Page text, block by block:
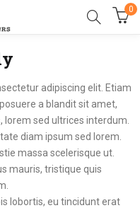
0
adipiscing elit. Etiam
a blandit sit amet,
sed ultrices interdum.
diam ipsum sed lorem.
massa scelerisque ut.
mauris, tristique quis
lobortis, eu tincidunt erat